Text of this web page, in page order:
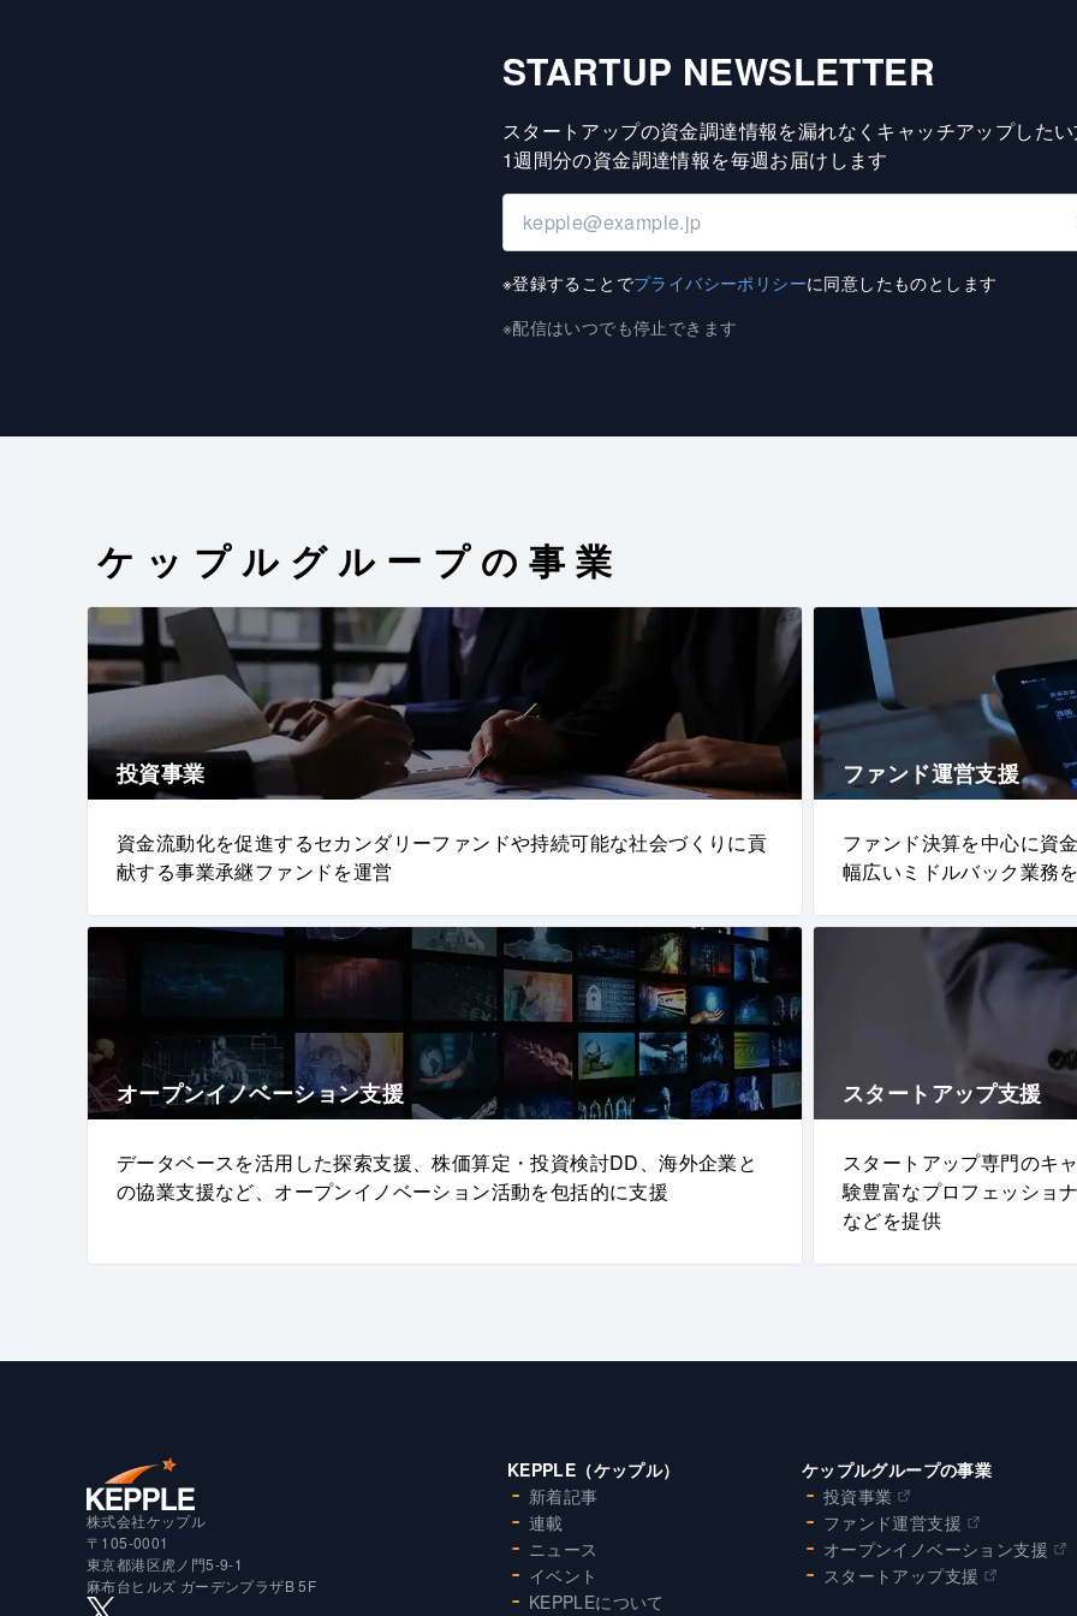
STARTUP NEWSLETTER
スタートアップの資金調達情報を漏れなくキャッチアップした
1週間分の資金調達情報を毎週お届けします
※登録することでプライバシーポリシーに同意したものとします
※配信はいつでも停止できます
ケップルグループの事業
投資事業
資金流動化を促進するセカンダリーファンドや持続可能な社会づくりに貢
献する事業承継ファンドを運営
ファンド運営支援
ファンド決算を中心に資
幅広いミドルバック業務
オープンイノベーション支援
データベースを活用した探索支援、株価算定・投資検討DD、海外企業と
の協業支援など、オープンイノベーション活動を包括的に支援
スタートアップ支援
スタートアップ専門のキ
験豊富なプロフェッショ
などを提供
株式会社ケップル
〒105-0001
東京都港区虎ノ門5-9-1
麻布台ヒルズ ガーデンプラザB 5F
KEPPLE（ケップル）
新着記事
連載
ニュース
イベント
KEPPLEについて
ケップルグループの事業
投資事業
ファンド運営支援
オープンイノベーション支援
スタートアップ支援